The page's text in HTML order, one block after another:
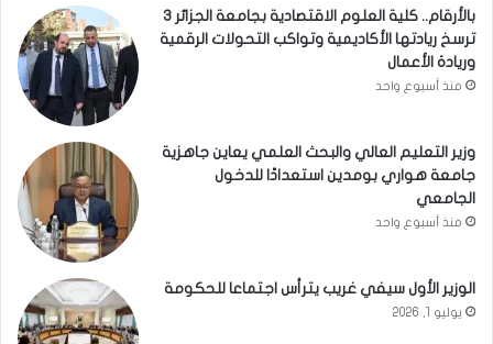
بالأرقام.. كلية العلوم الاقتصادية بجامعة الجزائر 3
ترسخ ريادتها الأكاديمية وتواكب التحولات الرقمية
وريادة الأعمال
منذ أسبوع واحد
وزير التعليم العالي والبحث العلمي يعاين جاهزية
جامعة هواري بومدين استعدادًا للدخول
الجامعي
منذ أسبوع واحد
الوزير الأول سيفي غريب يترأس اجتماعا للحكومة
يوليو 1, 2026